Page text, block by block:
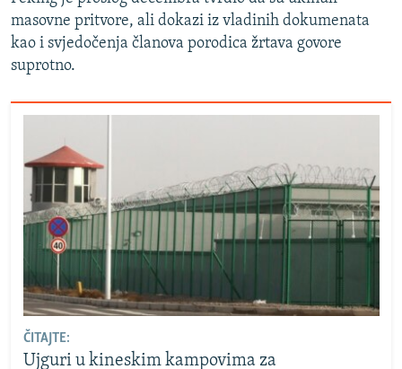
masovne pritvore, ali dokazi iz vladinih dokumenata
kao i svjedočenja članova porodica žrtava govore
suprotno.
ČITAJTE:
Ujguri u kineskim kampovima za